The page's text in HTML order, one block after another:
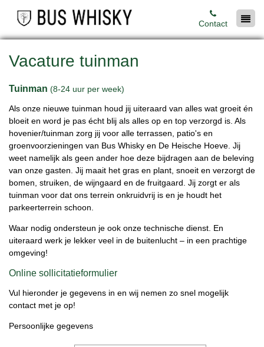
Contact
Vacature tuinman
Tuinman (8-24 uur per week)
Als onze nieuwe tuinman houd jij uiteraard van alles wat groeit én
bloeit en word je pas écht blij als alles op en top verzorgd is. Als
hovenier/tuinman zorg jij voor alle terrassen, patio's en
groenvoorzieningen van Bus Whisky en De Heische Hoeve. Jij
weet namelijk als geen ander hoe deze bijdragen aan de beleving
van onze gasten. Jij maait het gras en plant, snoeit en verzorgt de
bomen, struiken, de wijngaard en de fruitgaard. Jij zorgt er als
tuinman voor dat ons terrein onkruidvrij is en je houdt het
parkeerterrein schoon.
Waar nodig ondersteun je ook onze technische dienst. En
uiteraard werk je lekker veel in de buitenlucht – in een prachtige
omgeving!
Online sollicitatieformulier
Vul hieronder je gegevens in en wij nemen zo snel mogelijk
contact met je op!
Persoonlijke gegevens